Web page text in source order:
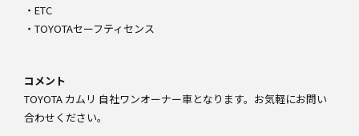
・ETC
・TOYOTAセーフティセンス
コメント
TOYOTA カムリ 自社ワンオーナー車となります。お気軽にお問い
合わせください。